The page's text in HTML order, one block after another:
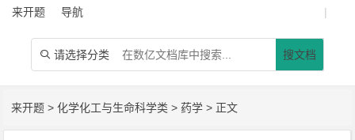
来开题 导航 |
 请选择分类 搜文档
来开题 >化学化工与生命科学类 > 药学 > 正文